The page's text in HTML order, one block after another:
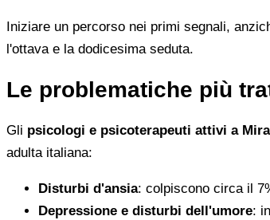
Iniziare un percorso nei primi segnali,
l'ottava e la dodicesima seduta.
Le problematiche più
Gli psicologi e psicoterapeuti attivi a Mira
adulta italiana:
Disturbi d'ansia: colpiscono circa il
Depressione e disturbi dell'umore: